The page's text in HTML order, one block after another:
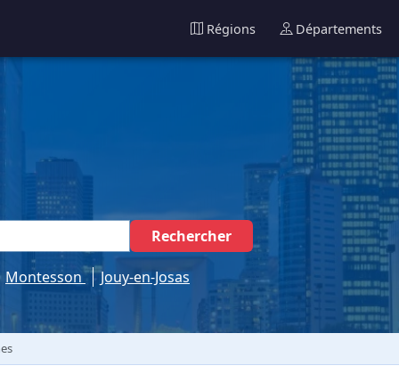
Régions Départements
Rechercher
Montesson Jouy-en-Josas